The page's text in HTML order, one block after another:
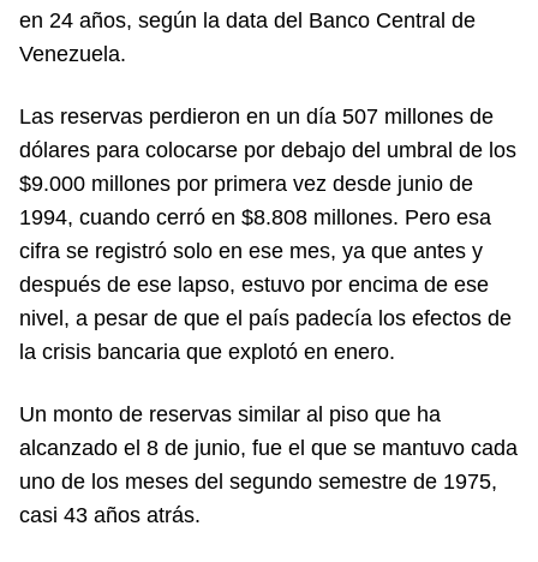
en 24 años, según la data del Banco Central de
Venezuela.
Las reservas perdieron en un día 507 millones de
dólares para colocarse por debajo del umbral de los
$9.000 millones por primera vez desde junio de
1994, cuando cerró en $8.808 millones. Pero esa
cifra se registró solo en ese mes, ya que antes y
después de ese lapso, estuvo por encima de ese
nivel, a pesar de que el país padecía los efectos de
la crisis bancaria que explotó en enero.
Un monto de reservas similar al piso que ha
alcanzado el 8 de junio, fue el que se mantuvo cada
uno de los meses del segundo semestre de 1975,
casi 43 años atrás.